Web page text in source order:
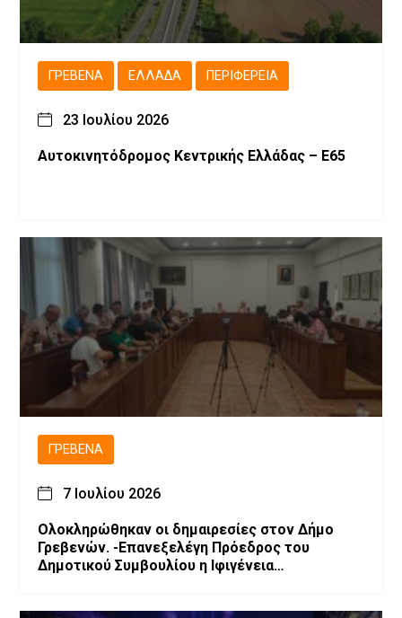
ΓΡΕΒΕΝΆ ΕΛΛΆΔΑ ΠΕΡΙΦΈΡΕΙΑ
23 Ιουλίου 2026
Αυτοκινητόδρομος Κεντρικής Ελλάδας – Ε65
ΓΡΕΒΕΝΆ
7 Ιουλίου 2026
Ολοκληρώθηκαν οι δημαιρεσίες στον Δήμο
Γρεβενών. -Επανεξελέγη Πρόεδρος του
Δημοτικού Συμβουλίου η Ιφιγένεια